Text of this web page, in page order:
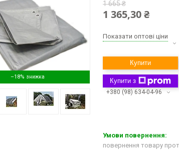
–18%
1 665 ₴
1 365,30 ₴
Показати оптові ціни
Купити
Купити з
+380 (98) 634-04-96
повернення товару